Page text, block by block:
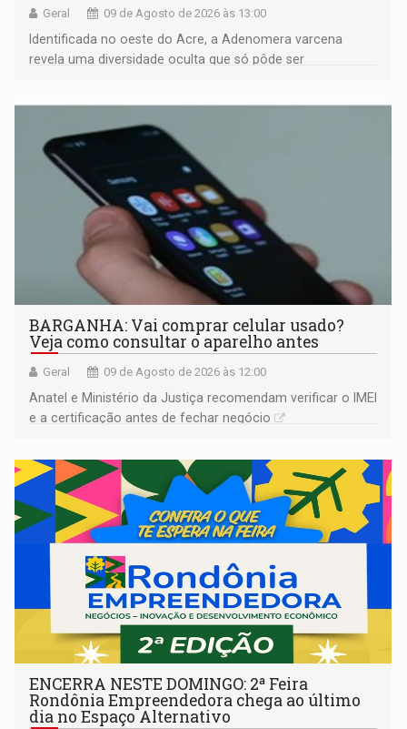
Geral 09 de Agosto de 2026 às 13:00
Identificada no oeste do Acre, a Adenomera varcena
revela uma diversidade oculta que só pôde ser
BARGANHA: Vai comprar celular usado?
Veja como consultar o aparelho antes
Geral 09 de Agosto de 2026 às 12:00
Anatel e Ministério da Justiça recomendam verificar o IMEI
e a certificação antes de fechar negócio
ENCERRA NESTE DOMINGO: 2ª Feira
Rondônia Empreendedora chega ao último
dia no Espaço Alternativo